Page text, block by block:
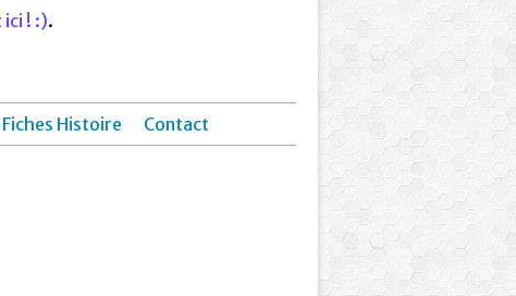
! :).
Fiches Histoire Contact